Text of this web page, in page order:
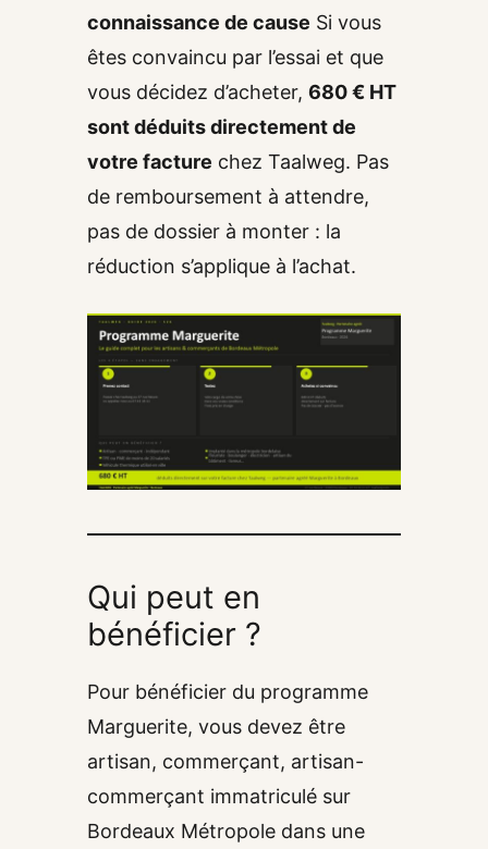
connaissance de cause Si vous
êtes convaincu par l’essai et que
vous décidez d’acheter, 680 € HT
sont déduits directement de
votre facture chez Taalweg. Pas
de remboursement à attendre,
pas de dossier à monter : la
réduction s’applique à l’achat.
Qui peut en
bénéficier ?
Pour bénéficier du programme
Marguerite, vous devez être
artisan, commerçant, artisan-
commerçant immatriculé sur
Bordeaux Métropole dans une